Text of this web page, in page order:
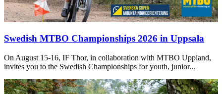
Swedish MTBO Championships 2026 in Uppsala
On August 15-16, IF Thor, in collaboration with MTBO Uppland,
invites you to the Swedish Championships for youth, junior...